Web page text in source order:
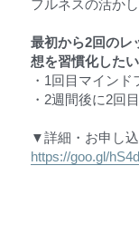
フルネスの活か
最初から2回のレ
想を習慣化した
・1回目マイン
・2週間後に2回
▼詳細・お申し
https://goo.gl/